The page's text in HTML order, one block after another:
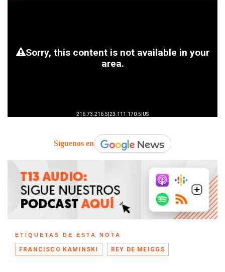
Síguenos en
ETIQUETAS DE ESTA NOTA
FRANCISCO KAMINSKI REY DE MEIGGS